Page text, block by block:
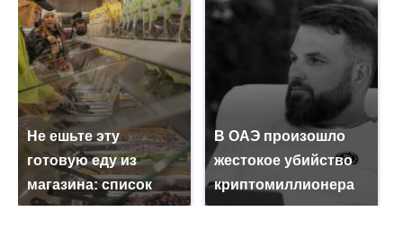
Не ешьте эту
готовую еду из
магазина: список
В ОАЭ произошло
жестокое убийство
криптомиллионера